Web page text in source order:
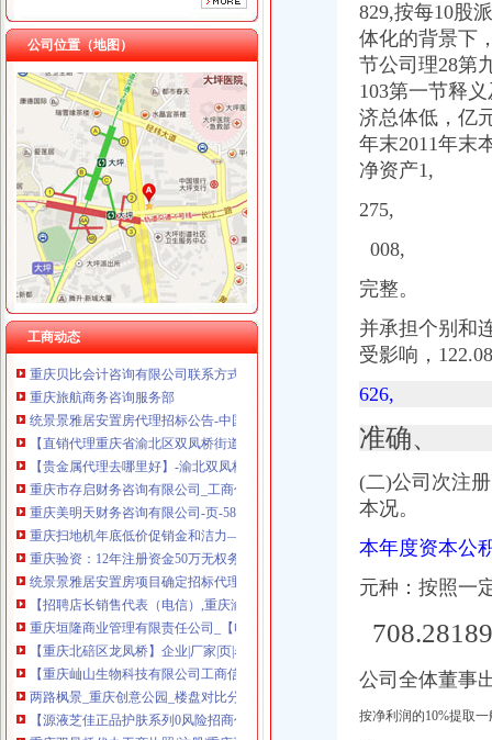
重庆星竣贸易有限责任公司 渝中100万 （进出口权）
重庆海谛升进出口贸易有限公司 渝北100万 （进出口权）
重庆奕欣锦诚商贸有限公司 渝九50万 （工商注册）
重庆信同广告有限公司 渝沙50万 （工商注册）
重庆三虹房地产营销策划有限公司
重庆全景信息技术有限公司 渝江 （工商注册）
重庆麦克斯韦电气技术有限公司 渝新 （工商注册）
重庆市罗云科技有限公司 渝北 工商注册
重庆科米克商贸有限责任公司 渝北50万 （工商注册）
重庆瑾崇进出口贸易有限公司 渝中100万 （进出口权）
公司位置（地图）
工商动态
双凤桥代办执照
双凤铜镜图片|双凤铜镜样板图|双凤铜镜效果图片_香港太古估计拍卖有
大厦股份（）2009年年度报告
做联通代理商办了营业执照店里所有卖出去的产品都需要交税吗？或者
两路枫景_重庆创意公园_楼盘对比分析-重庆乐居
一封广州城中村拆迁的暴通告_媒江湖_论坛_天涯社区
重庆代理记账服务顶呱呱优势重庆代理记账今题网
空港红树林茶楼转让—重庆渝北区双凤桥恒信气相谱仪
重庆财务/会计助理：日永光学招聘财务代招-重庆爱问分类
重庆市存启财务咨询有限公司_【电话地址_招聘信息_注册信息_信用信
重庆贝比会计咨询有限公司联系方式_信用报告_工商信息-启信宝
统景景雅居安置房代理招标公告-中国采招网
【直销代理重庆省渝北区双凤桥街道】价格,厂家,图片,
【贵金属代理去哪里好】-渝北双凤桥易登网
重庆市存启财务咨询有限公司_工商信息_电话_地址_信用信息_财务信
重庆美明天财务咨询有限公司-页-58企业网站
重庆扫地机年底低价促销金和洁力—重庆渝北区双凤桥道路清扫车
重庆验资：12年注册资金50万无权务的建筑劳务公司转让-重庆
统景景雅居安置房项目确定招标代理机构的公告_中国招标网_重庆市
【招聘店长销售代表（电信）,重庆渝振轩通信器材有限公司招聘】-
重庆垣隆商业管理有限责任公司_【电话地址_招聘信息_注册信息_信用
【重庆北碚区龙凤桥】企业|厂家|页|名录_第8页_顺企网
【重庆屾山生物科技有限公司工商信息】-阿土伯工商信息查询
两路枫景_重庆创意公园_楼盘对比分析-重庆乐居
【源液芝佳正品护肤系列0风险招商代理】-渝北双凤桥易登网
重庆双凤桥代办工商执照/注册|重庆列表网
重庆美满家置业代理有限公司和顺苑分店_【电话地址_招聘信息_注册
829,按每10股
体化的背景下
节公司理28第
103第一节释
济总体低，亿
年末2011年末
净资产1,
275,
008,
完整。
并承担个别和
受影响，
626,
准确、
(二)公司次注
本况。
本年度资本公
元种：按照一
公司全体董事
按净利润的10%提取